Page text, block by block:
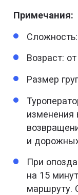
Примечания:
Возраст:
Размер
изменения
и
При
на 15
маршруту.